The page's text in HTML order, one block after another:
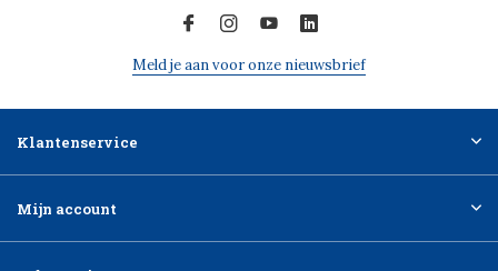
Meld je aan voor onze nieuwsbrief
Klantenservice
Mijn account